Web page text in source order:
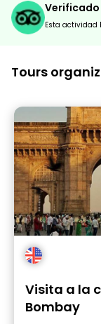
Verificado
Esta actividad
Tours
Visita a la
Bombay